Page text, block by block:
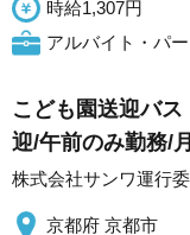
時給1,307円
アルバイト・パー
こども園送迎バ
迎/午前のみ勤務/
株式会社サンワ運行
京都府 京都市